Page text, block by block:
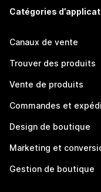
Catégories
Canaux de vente
Trouver des produits
Vente de produits
Commandes et
Design de boutique
Marketing et
Gestion de boutique